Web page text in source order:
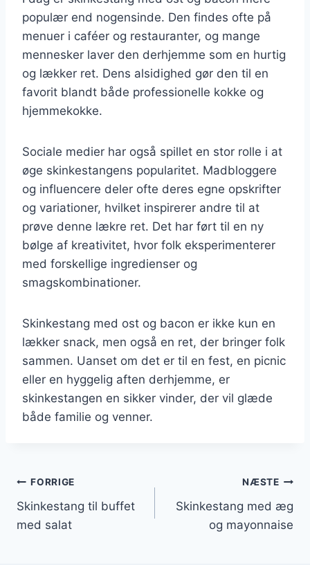
populær end nogensinde. Den findes ofte på
menuer i caféer og restauranter, og mange
mennesker laver den derhjemme som en hurtig
og lækker ret. Dens alsidighed gør den til en
favorit blandt både professionelle kokke og
hjemmekokke.
Sociale medier har også spillet en stor rolle i at
øge skinkestangens popularitet. Madbloggere
og influencere deler ofte deres egne opskrifter
og variationer, hvilket inspirerer andre til at
prøve denne lækre ret. Det har ført til en ny
bølge af kreativitet, hvor folk eksperimenterer
med forskellige ingredienser og
smagskombinationer.
Skinkestang med ost og bacon er ikke kun en
lækker snack, men også en ret, der bringer folk
sammen. Uanset om det er til en fest, en picnic
eller en hyggelig aften derhjemme, er
skinkestangen en sikker vinder, der vil glæde
både familie og venner.
Indlægsnavigation
FORRIGE
Skinkestang til buffet
med salat
NÆSTE
Skinkestang med æg
og mayonnaise